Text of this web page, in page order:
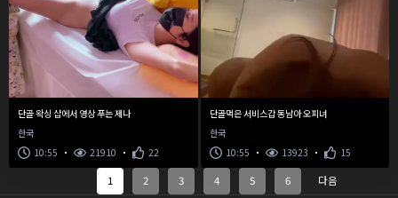
단골 왁싱 샵에서 영상 푸는 제나
한국
10:55
21910 22
단골먹은 서비스갑 동남아 오피녀
한국
10:55
13923 15
1 2 3 4 5 6 다음